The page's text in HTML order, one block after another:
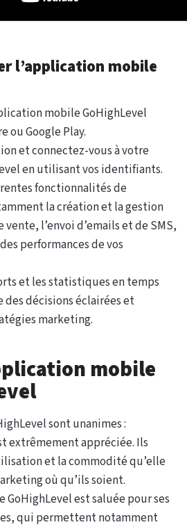
l’application mobile
mobile GoHighLevel
ou Google Play.
et connectez-vous à votre
en utilisant vos identifiants.
fonctionnalités de
la création et la gestion
l’envoi d’emails et de SMS,
performances de vos
et les statistiques en temps
décisions éclairées et
marketing.
mobile
sont unanimes :
extrêmement appréciée. Ils
et la commodité qu’elle
où qu’ils soient.
GoHighLevel est saluée pour ses
qui permettent notamment